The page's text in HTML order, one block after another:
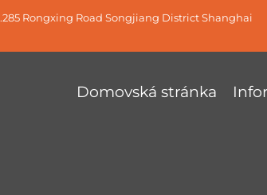
Rongxing Road Songjiang District Shanghai
Domovská stránka